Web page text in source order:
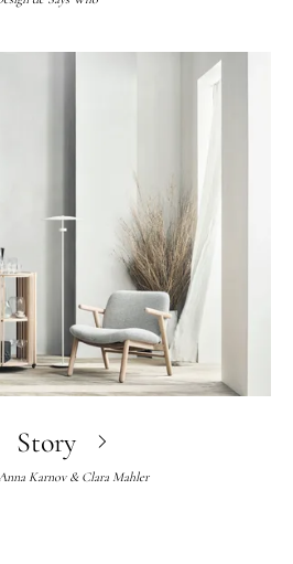
Story
Karnov & Clara Mahler